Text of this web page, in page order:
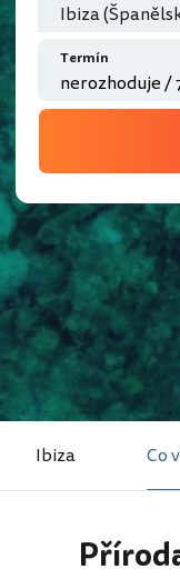
Ibiza
Termín
Ibiza Co